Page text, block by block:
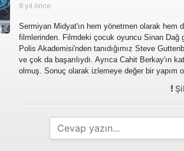
9 yıl önce
Sermiyan Midyat'ın hem yönetmen olarak hem
filmlerinden. Filmdeki çocuk oyuncu Sinan Dağ
Polis Akademisi'nden tanıdığımız Steve
ve çok da başarılıydı. Ayrıca Cahit Berkay'ın
olmuş. Sonuç olarak izlemeye değer bir yapım